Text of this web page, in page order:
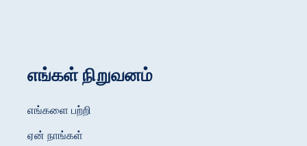
எங்கள் நிறுவனம்
எங்களை பற்றி
ஏன் நாங்கள்